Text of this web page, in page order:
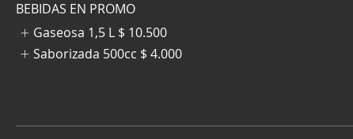
BEBIDAS EN PROMO
Gaseosa 1,5 L $ 10.500
Saborizada 500cc $ 4.000